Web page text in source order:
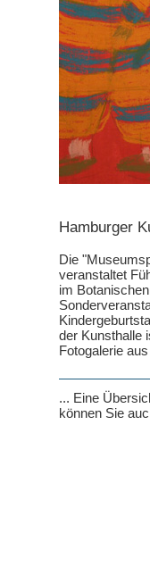
Hamburger
Die
veranstaltet
im
der Kunsthalle
Fotogalerie
... Eine
können Sie